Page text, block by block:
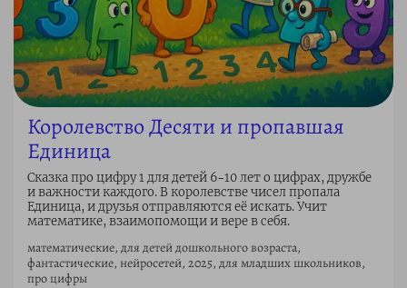
Королевство Десяти и пропавшая
Единица
Сказка про цифру 1 для детей 6–10 лет о цифрах, дружбе
и важности каждого. В королевстве чисел пропала
Единица, и друзья отправляются её искать. Учит
математике, взаимопомощи и вере в себя.
математические, для детей дошкольного возраста,
фантастические, нейросетей, 2025, для младших школьников,
про цифры